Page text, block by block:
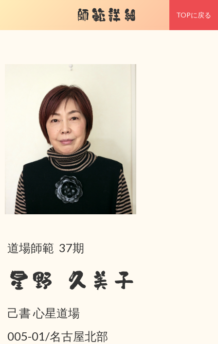
師範詳細 TOPに戻る
道場師範 37期
星野 久美子
己書 心星道場
005-01/名古屋北部